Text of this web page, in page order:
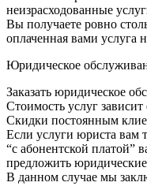
неизрасходованные
Вы получаете ровно
оплаченная вами услуга
Юридическое
Заказать юридическое
Стоимость услуг зависит
Скидки постоянным
Если услуги юриста вам
“с абонентской платой”
предложить юридические
В данном случае мы